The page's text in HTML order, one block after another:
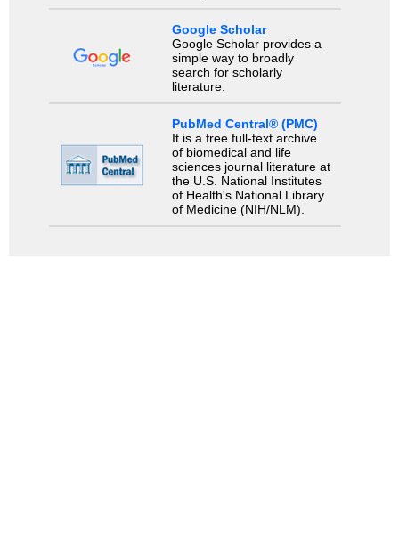
Google Scholar
Google Scholar provides a
simple way to broadly
search for scholarly
literature.
PubMed Central® (PMC)
It is a free full-text archive
of biomedical and life
sciences journal literature at
the U.S. National Institutes
of Health's National Library
of Medicine (NIH/NLM).